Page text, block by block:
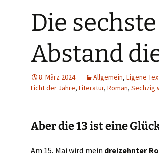
Die
Abstand
8. März 2024 Allgemein, Eigene
Licht der Jahre, Literatur, Roman, Sechzig
Aber die 13 ist eine
Am 15. Mai wird mein dreizehnter